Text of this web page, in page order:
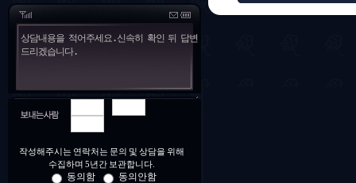
작성해주시는 연락처는 문의 및 상담을 위해
수집하며 5년간 보관합니다.
동의함 동의안함